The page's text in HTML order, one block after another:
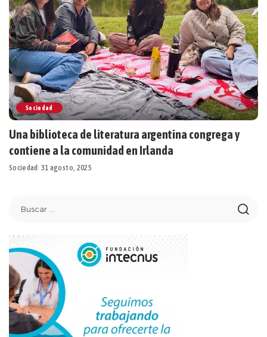
Sociedad
Una biblioteca de literatura argentina congrega y
contiene a la comunidad en Irlanda
Sociedad 31 agosto, 2025